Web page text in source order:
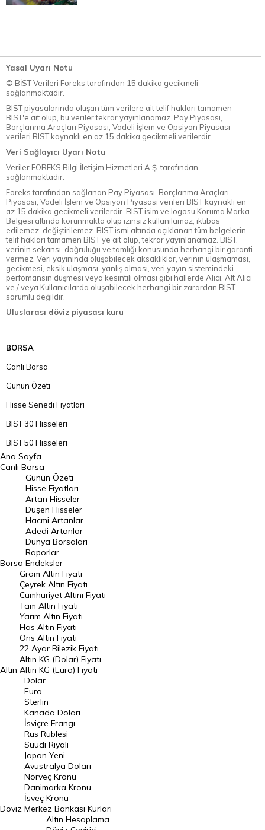
Yasal Uyarı Notu
© BİST Verileri Foreks tarafından 15 dakika gecikmeli
sağlanmaktadır.
BIST piyasalarında oluşan tüm verilere ait telif hakları tamamen
BIST'e ait olup, bu veriler tekrar yayınlanamaz. Pay Piyasası,
Borçlanma Araçları Piyasası, Vadeli İşlem ve Opsiyon Piyasası
verileri BIST kaynaklı en az 15 dakika gecikmeli verilerdir.
Veri Sağlayıcı Uyarı Notu
Veriler FOREKS Bilgi İletişim Hizmetleri A.Ş. tarafından
sağlanmaktadır.
Foreks tarafından sağlanan Pay Piyasası, Borçlanma Araçları
Piyasası, Vadeli İşlem ve Opsiyon Piyasası verileri BIST kaynaklı en
az 15 dakika gecikmeli verilerdir. BIST isim ve logosu Koruma Marka
Belgesi altında korunmakta olup izinsiz kullanılamaz, iktibas
edilemez, değiştirilemez. BIST ismi altında açıklanan tüm belgelerin
telif hakları tamamen BIST'ye ait olup, tekrar yayınlanamaz. BIST,
verinin sekansı, doğruluğu ve tamlığı konusunda herhangi bir garanti
vermez. Veri yayınında oluşabilecek aksaklıklar, verinin ulaşmaması,
gecikmesi, eksik ulaşması, yanlış olması, veri yayın sistemindeki
perfomansın düşmesi veya kesintili olması gibi hallerde Alıcı, Alt Alıcı
ve / veya Kullanıcılarda oluşabilecek herhangi bir zarardan BIST
sorumlu değildir.
Uluslarası döviz piyasası kuru
BORSA
Canlı Borsa
Günün Özeti
Hisse Senedi Fiyatları
BIST 30 Hisseleri
BIST 50 Hisseleri
BIST 100 Hisseleri
En Çok Artan Hisseler
En Çok Düşen Hisseler
Hacmi Artanlar
Geçmiş Kapanışlar
Dünya Borsaları
Raporlar
Endeksler
DÖVİZ
Döviz Kuru
Dolar Kuru
Euro Kuru
Pound Kuru
Frank Kuru
Riyal Kuru
Avustralya Doları
Danimarka Kronu Kuru
Kanada Doları Kuru
Norveç Kronu Kuru
Ana Sayfa
Canlı Borsa
Borsa
Günün Özeti
Hisse Fiyatları
Artan Hisseler
Düşen Hisseler
Hacmi Artanlar
Adedi Artanlar
Dünya Borsaları
Raporlar
Endeksler
Altın
Gram Altın Fiyatı
Çeyrek Altın Fiyatı
Cumhuriyet Altını Fiyatı
Tam Altın Fiyatı
Yarım Altın Fiyatı
Has Altın Fiyatı
Ons Altın Fiyatı
22 Ayar Bilezik Fiyatı
Altın KG (Dolar) Fiyatı
Altın KG (Euro) Fiyatı
Döviz
Dolar
Euro
Sterlin
Kanada Doları
İsviçre Frangı
Rus Rublesi
Suudi Riyali
Japon Yeni
Avustralya Doları
Norveç Kronu
Danimarka Kronu
İsveç Kronu
Merkez Bankası Kurlari
Altın Hesaplama